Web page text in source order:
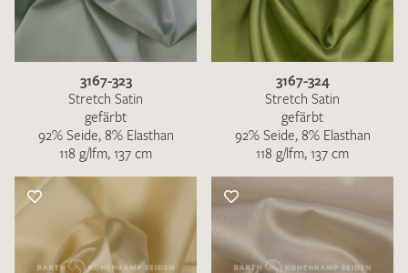
3167-323
Stretch Satin
gefärbt
92% Seide, 8% Elasthan
118 g/lfm, 137 cm
3167-324
Stretch Satin
gefärbt
92% Seide, 8% Elasthan
118 g/lfm, 137 cm